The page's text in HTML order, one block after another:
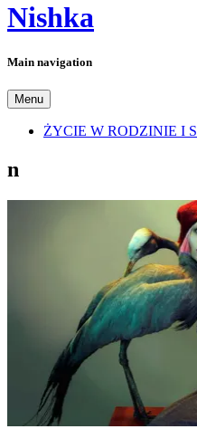
Nishka
Main navigation
Menu
ŻYCIE W RODZINIE I
n